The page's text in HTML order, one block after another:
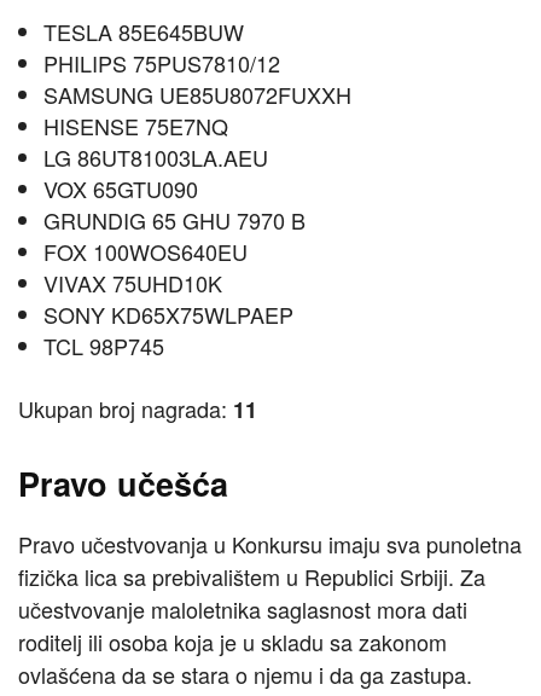
TESLA 85E645BUW
PHILIPS 75PUS7810/12
SAMSUNG UE85U8072FUXXH
HISENSE 75E7NQ
LG 86UT81003LA.AEU
VOX 65GTU090
GRUNDIG 65 GHU 7970 B
FOX 100WOS640EU
VIVAX 75UHD10K
SONY KD65X75WLPAEP
TCL 98P745
Ukupan broj nagrada: 11
Pravo učešća
Pravo učestvovanja u Konkursu imaju sva punoletna
fizička lica sa prebivalištem u Republici Srbiji. Za
učestvovanje maloletnika saglasnost mora dati
roditelj ili osoba koja je u skladu sa zakonom
ovlašćena da se stara o njemu i da ga zastupa.